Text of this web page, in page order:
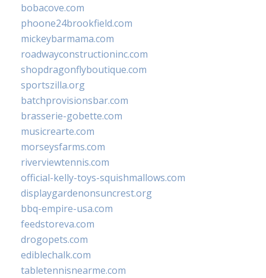
bobacove.com
phoone24brookfield.com
mickeybarmama.com
roadwayconstructioninc.com
shopdragonflyboutique.com
sportszilla.org
batchprovisionsbar.com
brasserie-gobette.com
musicrearte.com
morseysfarms.com
riverviewtennis.com
official-kelly-toys-squishmallows.com
displaygardenonsuncrest.org
bbq-empire-usa.com
feedstoreva.com
drogopets.com
ediblechalk.com
tabletennisnearme.com